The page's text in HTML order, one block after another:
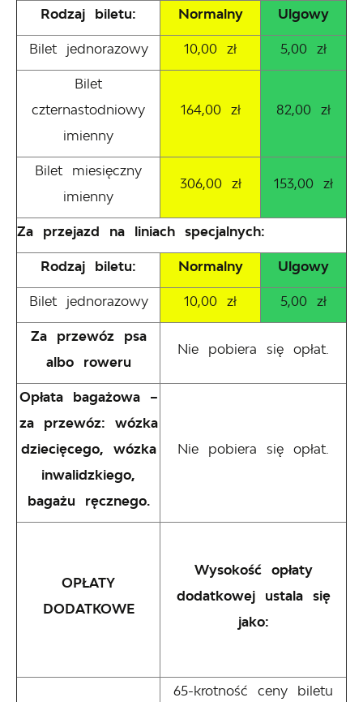
Rodzaj biletu: Normalny Ulgowy
Bilet jednorazowy 10,00 zł 5,00 zł
Bilet
czternastodniowy
imienny
164,00 zł 82,00 zł
Bilet miesięczny
imienny
306,00 zł 153,00 zł
Za przejazd na liniach specjalnych:
Rodzaj biletu: Normalny Ulgowy
Bilet jednorazowy 10,00 zł 5,00 zł
Za przewóz psa
albo roweru
Nie pobiera się opłat.
Opłata bagażowa –
za przewóz: wózka
dziecięcego, wózka
inwalidzkiego,
bagażu ręcznego.
Nie pobiera się opłat.
OPŁATY
DODATKOWE
Wysokość opłaty
dodatkowej ustala się
jako:
65-krotność ceny biletu